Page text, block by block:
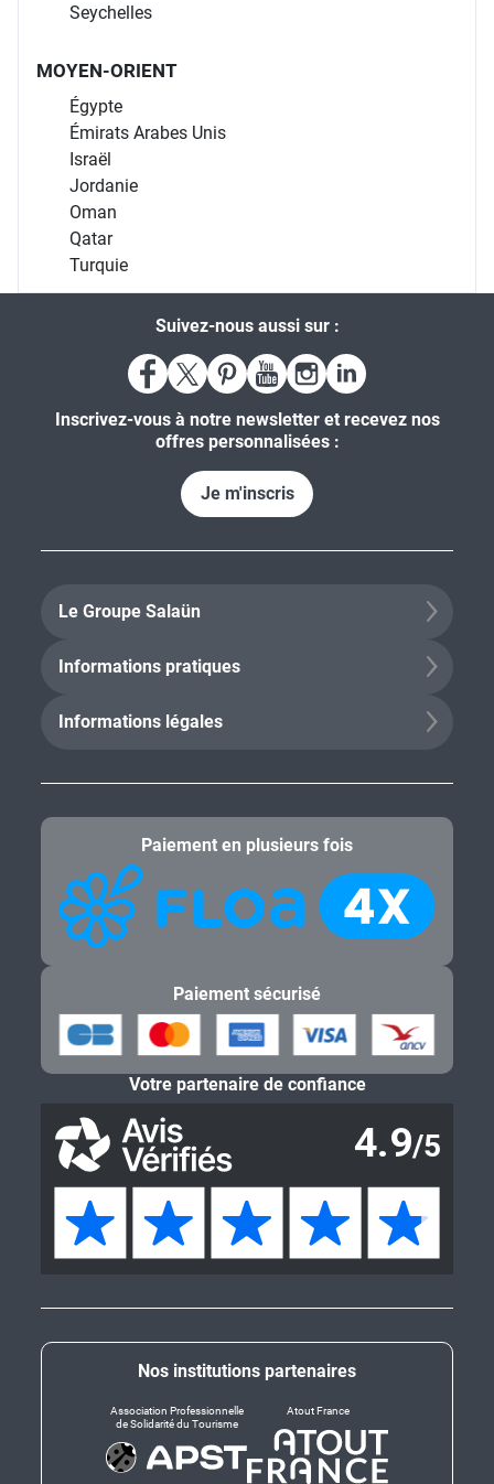
Seychelles
MOYEN-ORIENT
Égypte
Émirats Arabes Unis
Israël
Jordanie
Oman
Qatar
Turquie
Suivez-nous aussi sur :
Inscrivez-vous à notre newsletter et recevez nos
offres personnalisées :
Je m'inscris
Le Groupe Salaün
Informations pratiques
Informations légales
Nos institutions partenaires
Association Professionnelle
de Solidarité du Tourisme
Atout France
Paiement en plusieurs fois
Paiement sécurisé
Votre partenaire de confiance